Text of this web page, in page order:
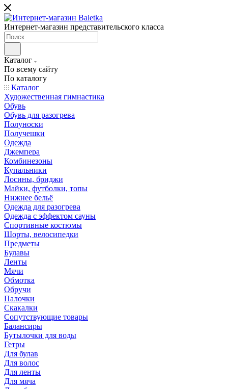
Интернет-магазин представительского класса
Каталог
По всему сайту
По каталогу
Каталог
Художественная гимнастика
Обувь
Обувь для разогрева
Полуноски
Получешки
Одежда
Джемпера
Комбинезоны
Купальники
Лосины, бриджи
Майки, футболки, топы
Нижнее бельё
Одежда для разогрева
Одежда с эффектом сауны
Спортивные костюмы
Шорты, велосипедки
Предметы
Булавы
Ленты
Мячи
Обмотка
Обручи
Палочки
Скакалки
Сопутствующие товары
Балансиры
Бутылочки для воды
Гетры
Для булав
Для волос
Для ленты
Для мяча